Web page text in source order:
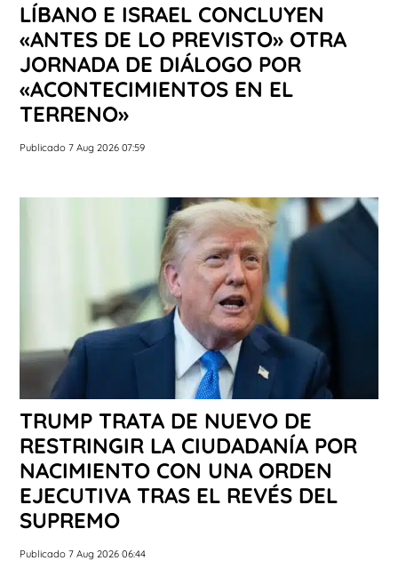
LÍBANO E ISRAEL CONCLUYEN
«ANTES DE LO PREVISTO» OTRA
JORNADA DE DIÁLOGO POR
«ACONTECIMIENTOS EN EL
TERRENO»
Publicado 7 Aug 2026 07:59
TRUMP TRATA DE NUEVO DE
RESTRINGIR LA CIUDADANÍA POR
NACIMIENTO CON UNA ORDEN
EJECUTIVA TRAS EL REVÉS DEL
SUPREMO
Publicado 7 Aug 2026 06:44